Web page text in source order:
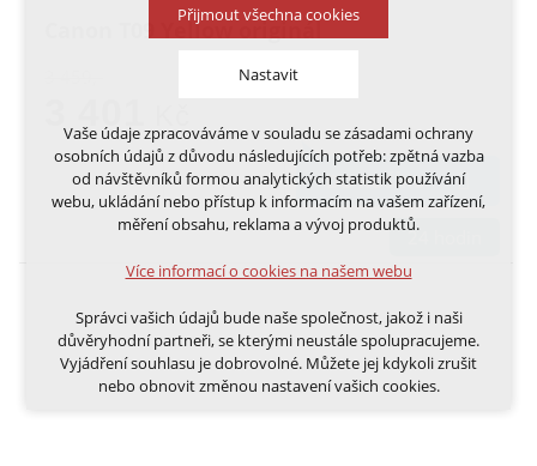
Canon T09 Yellow originál
DO KOŠÍKU
24 hodin
Přijmout všechna cookies
Nastavit
Technická cookies
nutná pro provozování webu
udržení kontextu stránek (session): případná
přihlášení, volby jazyka, apod.
Volitelná cookies
analytická pro anonymizované vyhodnocení
marketingová cookies (Google, Ecomail, Sklik,
Smartsupp, Heureka)
Více informací o cookies na našem webu
Vaše údaje zpracováváme v souladu se zásadami ochrany
osobních údajů z důvodu následujících potřeb: zpětná vazba
od návštěvníků formou analytických statistik používání
webu, ukládání nebo přístup k informacím na vašem zařízení,
měření obsahu, reklama a vývoj produktů.
Více informací o cookies na našem webu
Správci vašich údajů bude naše společnost, jakož i naši
důvěryhodní partneři, se kterými neustále spolupracujeme.
Vyjádření souhlasu je dobrovolné. Můžete jej kdykoli zrušit
nebo obnovit změnou nastavení vašich cookies.